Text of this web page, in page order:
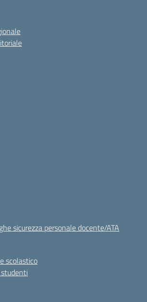
sicurezza personale docente/ATA
scolastico